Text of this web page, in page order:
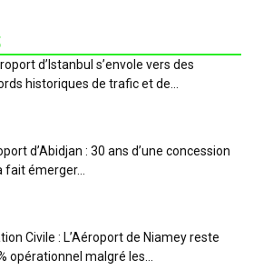
d’Istanbul s’envole vers des
historiques de trafic et de...
d’Abidjan : 30 ans d’une concession
fait émerger...
Civile : L’Aéroport de Niamey reste
opérationnel malgré les...